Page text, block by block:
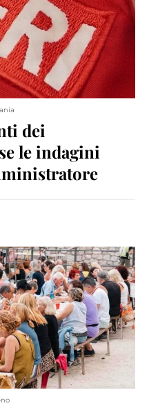
dei
le indagini